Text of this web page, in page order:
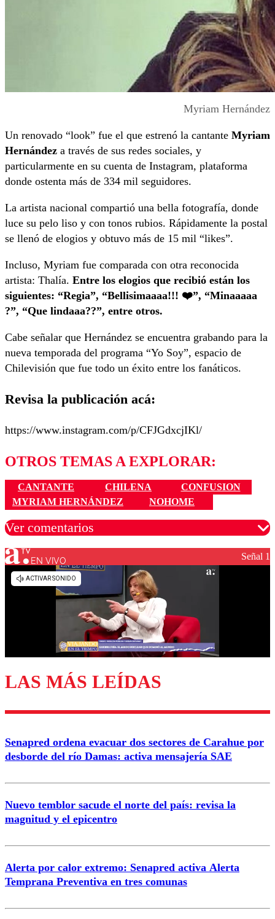
Myriam Hernández
Un renovado “look” fue el que estrenó la cantante Myriam
Hernández a través de sus redes sociales, y
particularmente en su cuenta de Instagram, plataforma
donde ostenta más de 334 mil seguidores.
La artista nacional compartió una bella fotografía, donde
luce su pelo liso y con tonos rubios. Rápidamente la postal
se llenó de elogios y obtuvo más de 15 mil “likes”.
Incluso, Myriam fue comparada con otra reconocida
artista: Thalía. Entre los elogios que recibió están los
siguientes: “Regia”, “Bellisimaaaa!!! ❤️”, “Minaaaaa
?”, “Que lindaaa??”, entre otros.
Cabe señalar que Hernández se encuentra grabando para la
nueva temporada del programa “Yo Soy”, espacio de
Chilevisión que fue todo un éxito entre los fanáticos.
Revisa la publicación acá:
https://www.instagram.com/p/CFJGdxcjIKl/
OTROS TEMAS A EXPLORAR:
CANTANTE CHILENA
CONFUSION
MYRIAM HERNÁNDEZ
NOHOME
Ver comentarios
Los comentarios son moderados para garantizar un
diálogo respetuoso.
Enviar comentario
EN VIVO Señal 1
LAS MÁS LEÍDAS
Senapred ordena evacuar dos sectores de Carahue por
desborde del río Damas: activa mensajería SAE
Nuevo temblor sacude el norte del país: revisa la
magnitud y el epicentro
Alerta por calor extremo: Senapred activa Alerta
Temprana Preventiva en tres comunas